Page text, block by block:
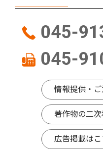
045-
045-
情報提供・
著作物の二
広告掲載はこ